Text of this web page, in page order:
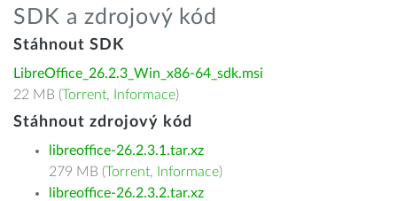
SDK a zdrojový kód
Stáhnout SDK
LibreOffice_26.2.3_Win_x86-64_sdk.msi
22 MB (Torrent, Informace)
Stáhnout zdrojový kód
libreoffice-26.2.3.1.tar.xz
279 MB (Torrent, Informace)
libreoffice-26.2.3.2.tar.xz